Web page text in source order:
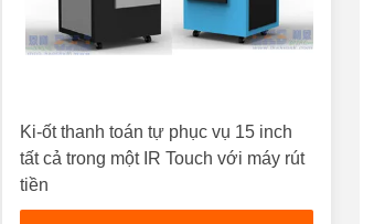
Ki-ốt thanh toán tự phục vụ 15 inch
tất cả trong một IR Touch với máy rút
tiền